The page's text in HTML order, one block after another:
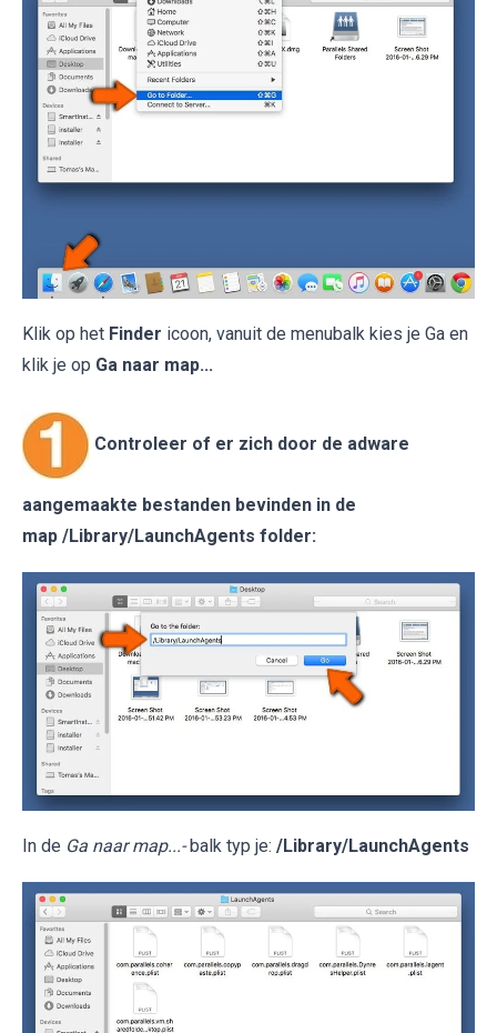
Klik op het Finder icoon, vanuit de menubalk kies je Ga en
klik je op Ga naar map...
Controleer of er zich door de adware
aangemaakte bestanden bevinden in de
map /Library/LaunchAgents folder:
In de Ga naar map...- balk typ je: /Library/LaunchAgents